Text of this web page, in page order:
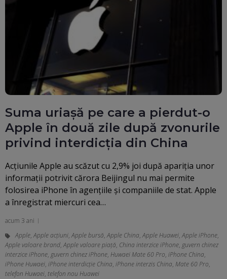
Suma uriașă pe care a pierdut-o
Apple în două zile după zvonurile
privind interdicția din China
Acțiunile Apple au scăzut cu 2,9% joi după apariția unor
informații potrivit cărora Beijingul nu mai permite
folosirea iPhone în agențiile și companiile de stat. Apple
a înregistrat miercuri cea…
acum 3 ani
Apple,Apple acțiuni,Apple bursă,Apple China,Apple Huawei,Apple iPhone,
Apple valoare brand,Apple valoare piață, China interzice iPhone, guvern chinez
interzice iPhone, guvern chinez iPhone, Huwaei Mate 60 Pro, iPhone China,
iPhone Huwaei, iPhone interdicție China, iPhone interzis China, Mate 60 Pro,
telefon Huwaei, telefon nou Huawei